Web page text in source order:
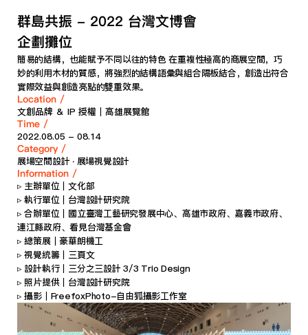
群島共振 - 2022 台灣文博會
企劃攤位
簡易的結構，也能賦予不同以往的特色 在重複性極高的商展空間，巧
妙的利用木材的質感，將強烈的結構語彙與組合隔板結合，創造出符合
實際效益與創造亮點的雙重效果。
Location /
文創品牌 ＆ IP 授權｜高雄展覽館
Time /
2022.08.05 - 08.14
Category /
展場空間設計 ‧ 展場視覺設計
Information /
▹ 主辦單位｜文化部
▹ 執行單位｜台灣設計研究院
▹ 合辦單位｜國立臺灣工藝研究發展中心、高雄市政府、嘉義市政府、
連江縣政府、看見台灣基金會
▹ 總策展｜豪華朗機工
▹ 視覺統籌｜三頁文​
▹ 設計執行｜三分之三設計 3/3 Trio Design
▹ 照片提供｜台灣設計研究院
▹ 攝影｜FreefoxPhoto-自由狐攝影工作室